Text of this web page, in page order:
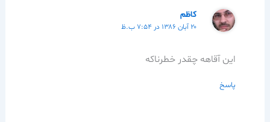
كاظم
۲۰ آبان ۱۳۸۶ در ۷:۵۴ ب.ظ
اين آقاهه چقدر خطرناكه
پاسخ